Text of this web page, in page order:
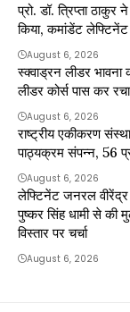
प्रो. डॉ. त्रिप्ता ठाकुर
किया, कमांडेंट
August 6, 2026
स्क्वाड्रन लीडर भावना
लीडर कोर्स पास कर
August 6, 2026
राष्ट्रीय एकीकरण
पाठ्यक्रम संपन्न, 56
August 6, 2026
लेफ्टिनेंट जनरल
पुष्कर सिंह धामी से की
विस्तार पर चर्चा
August 6, 2026